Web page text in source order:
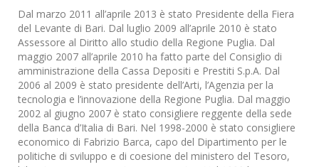
Dal marzo 2011 all’aprile 2013 è stato Presidente della Fiera
del Levante di Bari. Dal luglio 2009 all’aprile 2010 è stato
Assessore al Diritto allo studio della Regione Puglia. Dal
maggio 2007 all’aprile 2010 ha fatto parte del Consiglio di
amministrazione della Cassa Depositi e Prestiti S.p.A. Dal
2006 al 2009 è stato presidente dell’Arti, l’Agenzia per la
tecnologia e l’innovazione della Regione Puglia. Dal maggio
2002 al giugno 2007 è stato consigliere reggente della sede
della Banca d’Italia di Bari. Nel 1998-2000 è stato consigliere
economico di Fabrizio Barca, capo del Dipartimento per le
politiche di sviluppo e di coesione del ministero del Tesoro,